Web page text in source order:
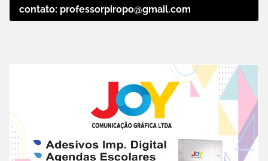
contato: professorpiropo@gmail.com